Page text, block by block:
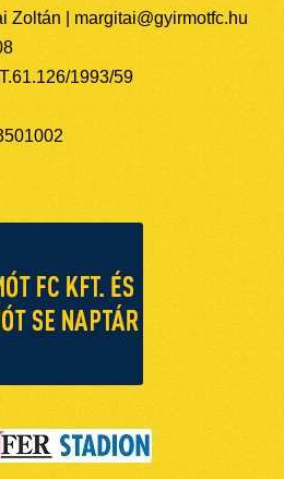
Zoltán | margitai@gyirmotfc.hu
1993/59